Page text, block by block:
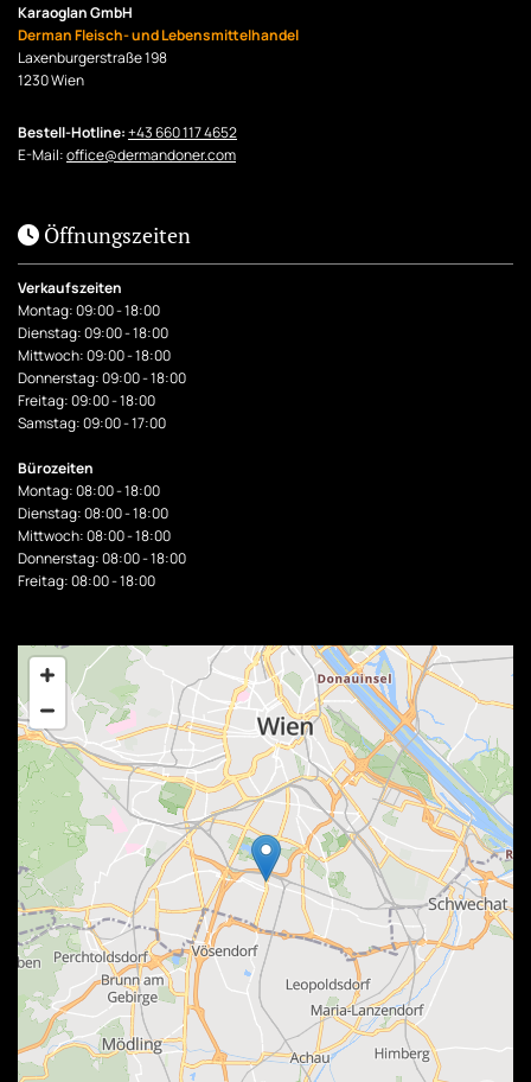
Karaoglan GmbH
Derman Fleisch- und Lebensmittelhandel
Laxenburgerstraße 198
1230 Wien
Bestell-Hotline:+43 660 117 4652
E-Mail:office@dermandoner.com
 Öffnungszeiten
Verkaufszeiten
Montag: 09:00 - 18:00
Dienstag: 09:00 - 18:00
Mittwoch: 09:00 - 18:00
Donnerstag: 09:00 - 18:00
Freitag: 09:00 - 18:00
Samstag: 09:00 - 17:00
Bürozeiten
Montag: 08:00 - 18:00
Dienstag: 08:00 - 18:00
Mittwoch: 08:00 - 18:00
Donnerstag: 08:00 - 18:00
Freitag: 08:00 - 18:00